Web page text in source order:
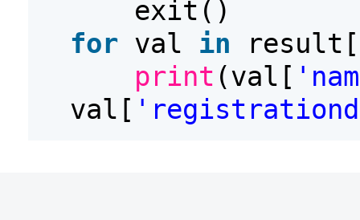
exit()
for val in result[
print (val[
val[